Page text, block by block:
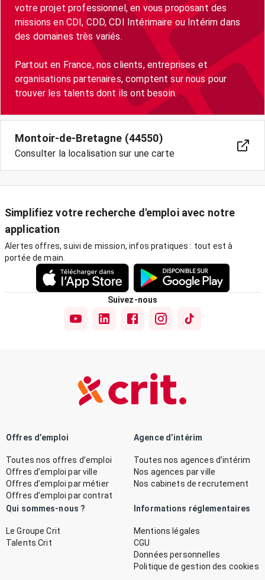
votre projet professionnel, en vous proposant des
missions en CDI, CDD, CDI Intérimaire ou Intérim dans
des domaines très variés.
Partout en France, nos clients, entreprises et
organisations partenaires, comptent sur nous pour
trouver les talents dont ils ont besoin.
Montoir-de-Bretagne (44550)
Consulter la localisation sur une carte
Simplifiez votre recherche d'emploi avec notre
application
Alertes offres, suivi de mission, infos pratiques : tout est à
portée de main.
Suivez-nous
Offres d’emploi
Toutes nos offres d’emploi
Offres d’emploi par ville
Offres d’emploi par métier
Offres d’emploi par contrat
Agence d’intérim
Toutes nos agences d’intérim
Nos agences par ville
Nos cabinets de recrutement
Qui sommes-nous ?
Le Groupe Crit
Talents Crit
Informations réglementaires
Mentions légales
CGU
Données personnelles
Politique de gestion des cookies